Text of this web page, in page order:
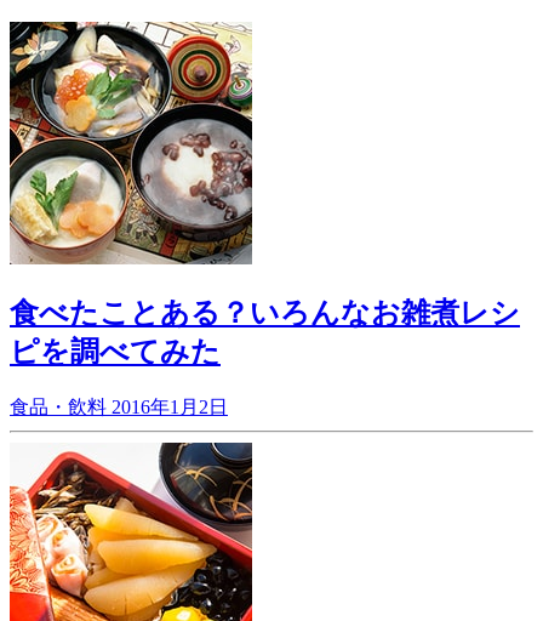
食べたことある？いろんなお雑煮レシ
ピを調べてみた
食品・飲料 2016年1月2日